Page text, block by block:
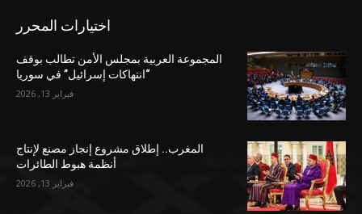
اختيارات المحرر
المجموعة العربية بمجلس الأمن تطالب بوقف
“انتهاكات إسرائيل” في سوريا
فبراير 13, 2026
المغرب.. إطلاق مشروع إنجاز مصنع لإنتاج
أنظمة هبوط الطائرات
فبراير 13, 2026